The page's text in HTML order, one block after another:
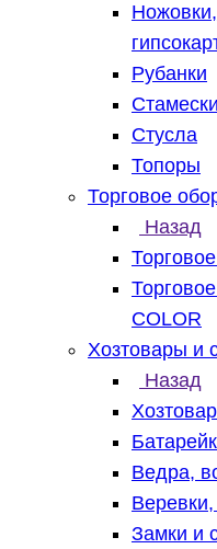
Рубанки
Стамески
Стусла
Топоры
Торговое
Назад
COLOR
Хозтовары и
Назад
Ведра,
Замки и